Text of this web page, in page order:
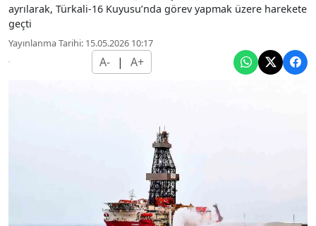
ayrılarak, Türkali-16 Kuyusu’nda görev yapmak üzere harekete
geçti
Yayınlanma Tarihi: 15.05.2026 10:17
A- | A+